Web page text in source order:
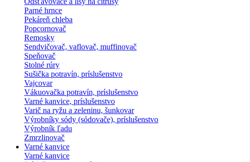
Parné hrnce
Pekáreň chleba
Popcornovač
Remosky
Sendvičovač, vaflovač, muffinovač
Speňovač
Stolné rúry
Sušička potravín, príslušenstvo
Vajcovar
Vákuovačka potravín, príslušenstvo
Varné kanvice, príslušenstvo
Varič na ryžu a zeleninu, šunkovar
Výrobníky sódy (sódovače), príslušenstvo
Výrobník ľadu
Zmrzlinovač
Varné kanvice
Varné kanvice